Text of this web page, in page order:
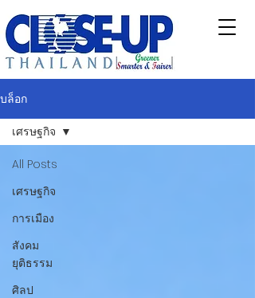
บล็อก
All Posts
เศรษฐกิจ
การเมือง
สังคม
ยุติธรรม
ศิลป
เศรษฐกิจ